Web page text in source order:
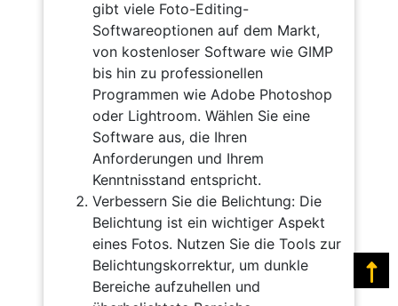
gibt viele Foto-Editing-
Softwareoptionen auf dem Markt,
von kostenloser Software wie GIMP
bis hin zu professionellen
Programmen wie Adobe Photoshop
oder Lightroom. Wählen Sie eine
Software aus, die Ihren
Anforderungen und Ihrem
Kenntnisstand entspricht.
Verbessern Sie die Belichtung: Die
Belichtung ist ein wichtiger Aspekt
eines Fotos. Nutzen Sie die Tools zur
Belichtungskorrektur, um dunkle
Bereiche aufzuhellen und